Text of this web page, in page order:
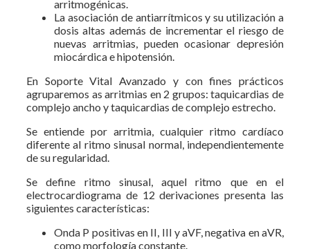
arritmogénicas.
La asociación de antiarrítmicos y su utilización a
dosis altas además de incrementar el riesgo de
nuevas arritmias, pueden ocasionar depresión
miocárdica e hipotensión.
En Soporte Vital Avanzado y con fines prácticos
agruparemos as arritmias en 2 grupos: taquicardias de
complejo ancho y taquicardias de complejo estrecho.
Se entiende por arritmia, cualquier ritmo cardíaco
diferente al ritmo sinusal normal, independientemente
de su regularidad.
Se define ritmo sinusal, aquel ritmo que en el
electrocardiograma de 12 derivaciones presenta las
siguientes características:
Onda P positivas en II, III y aVF, negativa en aVR,
como morfología constante.